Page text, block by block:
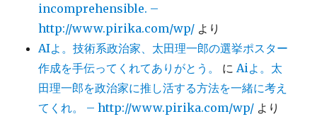
incomprehensible. –
http://www.pirika.com/wp/ より
AIよ。技術系政治家、太田理一郎の選挙ポスター
作成を手伝ってくれてありがとう。
に Aiよ。太
田理一郎を政治家に推し活する方法を一緒に考え
てくれ。 – http://www.pirika.com/wp/ より